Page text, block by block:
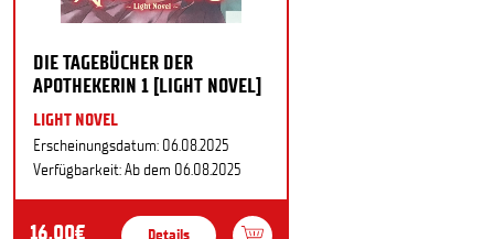
DIE TAGEBÜCHER DER
APOTHEKERIN 1 [LIGHT NOVEL]
LIGHT NOVEL
Erscheinungsdatum: 06.08.2025
Verfügbarkeit: Ab dem 06.08.2025
16,00€ Details